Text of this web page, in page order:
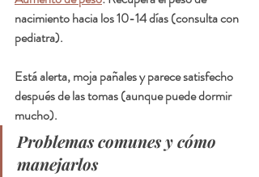
nacimiento hacia los 10-14 días (consulta con
pediatra).
Está alerta, moja pañales y parece satisfecho
después de las tomas (aunque puede dormir
mucho).
Problemas comunes y cómo
manejarlos